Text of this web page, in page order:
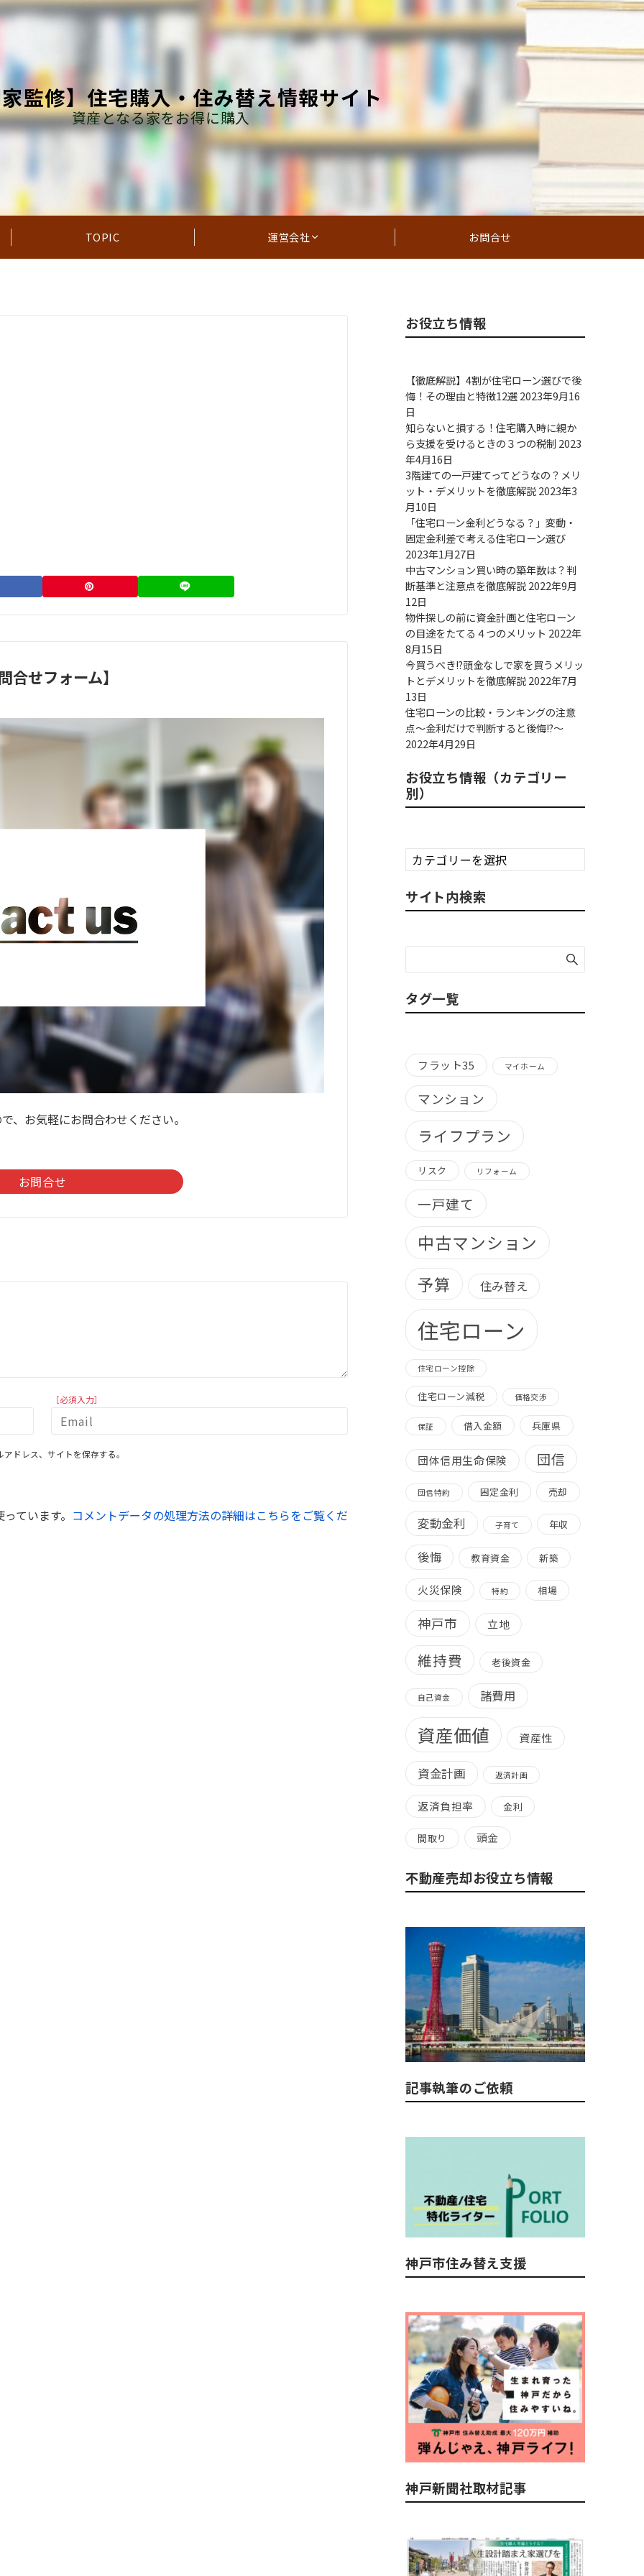
監修】住宅購入・住み替え情報サイト
資産となる家をお得に購入
TOPIC 運営会社 お問合せ
合せフォーム】
、お気軽にお問合わせください。
お問合せ
［必須入力］
ドレス、サイトを保存する。
ています。 コメントデータの処理方法の詳細はこちらをご覧くだ
お役立ち情報
【徹底解説】4割が住宅ローン選びで後
悔！その理由と特徴12選 2023年9月16
日
知らないと損する！住宅購入時に親か
ら支援を受けるときの３つの税制 2023
年4月16日
3階建ての一戸建てってどうなの？メリ
ット・デメリットを徹底解説 2023年3
月10日
「住宅ローン金利どうなる？」変動・
固定金利差で考える住宅ローン選び
2023年1月27日
中古マンション買い時の築年数は？判
断基準と注意点を徹底解説 2022年9月
12日
物件探しの前に資金計画と住宅ローン
の目途をたてる４つのメリット 2022年
8月15日
今買うべき!?頭金なしで家を買うメリッ
トとデメリットを徹底解説 2022年7月
13日
住宅ローンの比較・ランキングの注意
点～金利だけで判断すると後悔!?～
2022年4月29日
お役立ち情報（カテゴリー
別）
お
役
ち
情
（カ
ゴ
リ
ー
サイト内検索
タグ一覧
フラット35 マイホーム
マンション
ライフプラン
リスク リフォーム
一戸建て
中古マンション
予算 住み替え
住宅ローン
住宅ローン控除
住宅ローン減税 価格交渉
保証 借入金額 兵庫県
団体信用生命保険 団信
団信特約 固定金利 売却
変動金利 子育て 年収
後悔 教育資金 新築
火災保険 特約 相場
神戸市 立地
維持費 老後資金
自己資金 諸費用
資産価値 資産性
資金計画 返済計画
返済負担率 金利
間取り 頭金
不動産売却お役立ち情報
記事執筆のご依頼
神戸市住み替え支援
神戸新聞社取材記事